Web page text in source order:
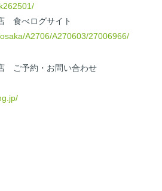
食べログサイト
A2706/A270603/27006966/
ご予約・お問い合わせ